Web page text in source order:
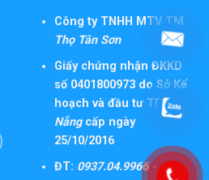
Công ty TNHH MTV TM
Thọ Tân Sơn
Giấy chứng nhận ĐKKD
số 0401800973 do Sở Kế
hoạch và đầu tư TPĐà
Nẵngcấp ngày
25/10/2016
ĐT: 0937.04.9966 -